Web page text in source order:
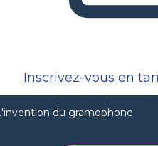
Inscrivez-vous en
du gramophone